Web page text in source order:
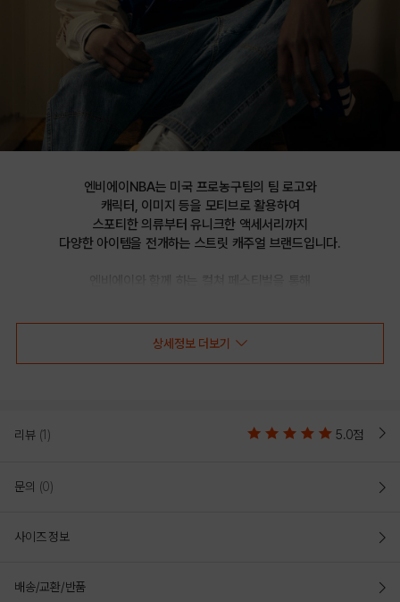
엔비에이NBA는 미국 프로농구팀의 팀 로고와
캐릭터, 이미지 등을 모티브로 활용하여
스포티한 의류부터 유니크한 액세서리까지
다양한 아이템을 전개하는 스트릿 캐주얼 브랜드입니다.
하나쯤 꼭 가지고 있어야 할 기본 아이템으로 어센틱한 팀 컬러와 로고를
디테일 추가
상세정보 더보기
리뷰 (1) 5.0점
문의 (0)
사이즈 정보
배송/교환/반품